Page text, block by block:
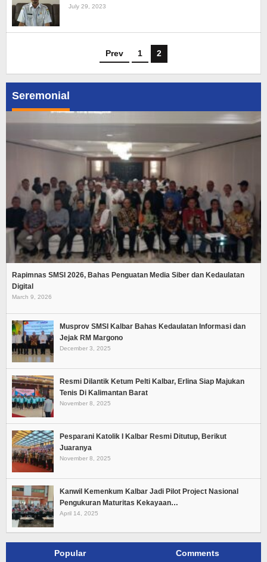
Seremonial
Rapimnas SMSI 2026, Bahas Penguatan Media Siber dan Kedaulatan
Digital
March 9, 2026
Musprov SMSI Kalbar Bahas Kedaulatan Informasi dan
Jejak RM Margono
December 3, 2025
Resmi Dilantik Ketum Pelti Kalbar, Erlina Siap Majukan
Tenis Di Kalimantan Barat
November 8, 2025
Pesparani Katolik I Kalbar Resmi Ditutup, Berikut
Juaranya
November 8, 2025
Kanwil Kemenkum Kalbar Jadi Pilot Project Nasional
Pengukuran Maturitas Kekayaan…
April 14, 2025
Popular Comments
July 29, 2023
Prev 1 2